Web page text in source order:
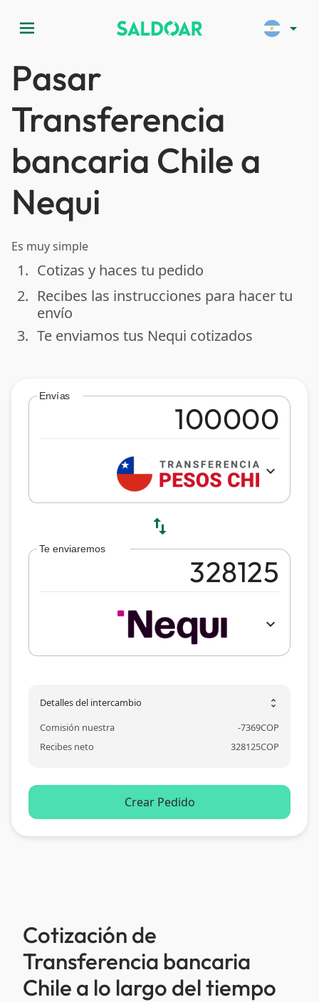
menu arrow_drop_down
Pasar
Transferencia
bancaria Chile a
Nequi
Es muy simple
done
1. Cotizas y haces tu pedido
done
2. Recibes las instrucciones para hacer tu
envío
done
3. Te enviamos tus Nequi cotizados
Envías
expand_more
swap_vert
Te enviaremos
expand_more
Detalles del intercambio unfold_more
Comisión nuestra -7369COP
Recibes neto
328125COP
Crear Pedido
Cotización de
Transferencia bancaria
Chile a lo largo del tiempo